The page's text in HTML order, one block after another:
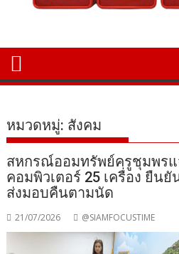
หมวดหมู่: สังคม
สหกรณ์ออมทรัพย์ครูชุมพร
คอมพิวเตอร์ 25 เครื่อง ยืน
ส่งมอบคืนตามนัด
21/07/2026 @SIAMFOCUSTIME